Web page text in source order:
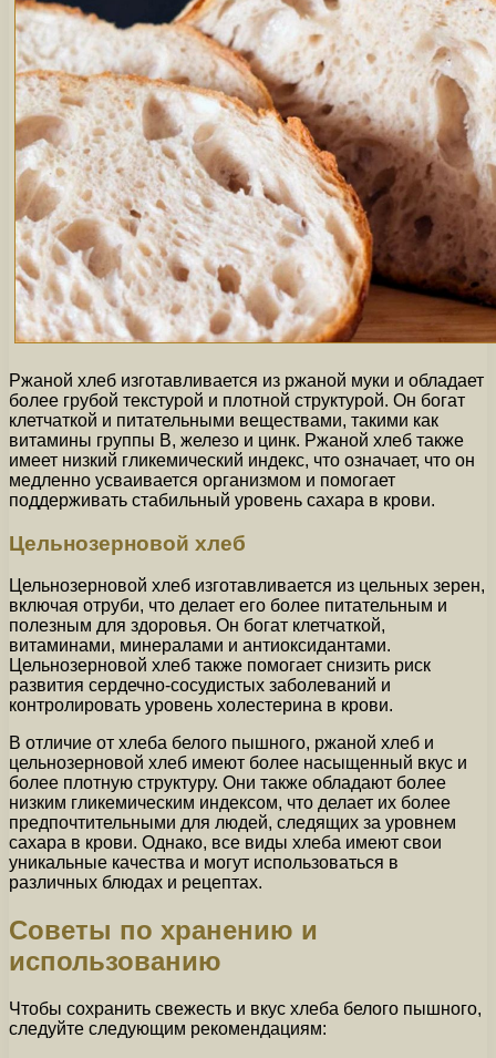
Ржаной хлеб изготавливается из ржаной муки и обладает
более грубой текстурой и плотной структурой. Он богат
клетчаткой и питательными веществами, такими как
витамины группы В, железо и цинк. Ржаной хлеб также
имеет низкий гликемический индекс, что означает, что он
медленно усваивается организмом и помогает
поддерживать стабильный уровень сахара в крови.
Цельнозерновой хлеб
Цельнозерновой хлеб изготавливается из цельных зерен,
включая отруби, что делает его более питательным и
полезным для здоровья. Он богат клетчаткой,
витаминами, минералами и антиоксидантами.
Цельнозерновой хлеб также помогает снизить риск
развития сердечно-сосудистых заболеваний и
контролировать уровень холестерина в крови.
В отличие от хлеба белого пышного, ржаной хлеб и
цельнозерновой хлеб имеют более насыщенный вкус и
более плотную структуру. Они также обладают более
низким гликемическим индексом, что делает их более
предпочтительными для людей, следящих за уровнем
сахара в крови. Однако, все виды хлеба имеют свои
уникальные качества и могут использоваться в
различных блюдах и рецептах.
Советы по хранению и
использованию
Чтобы сохранить свежесть и вкус хлеба белого пышного,
следуйте следующим рекомендациям: